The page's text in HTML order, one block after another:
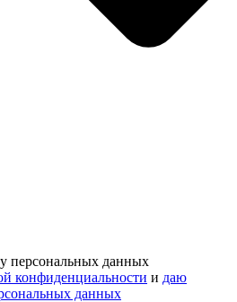
персональных данных
конфиденциальности и даю
данных